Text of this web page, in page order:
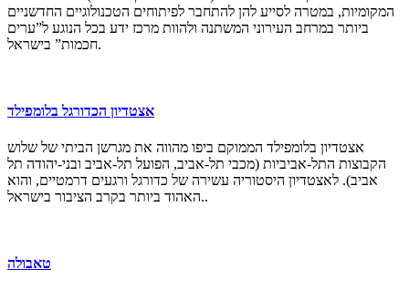
המקומיות, במטרה לסייע להן להתחבר לפיתוחים הטכנולוגיים החדשניים
ביותר במרחב העירוני המשתנה ולהוות מרכז ידע בכל הנוגע ל”ערים
חכמות” בישראל.
אצטדיון הכדורגל בלומפילד
אצטדיון בלומפילד הממוקם ביפו מהווה את מגרשן הביתי של שלוש
הקבוצות התל-אביביות (מכבי תל-אביב, הפועל תל-אביב ובני-יהודה תל
אביב). לאצטדיון היסטוריה עשירה של כדורגל ורגעים דרמטיים, והוא
האהוד ביותר בקרב הציבור בישראל..
טאבולה